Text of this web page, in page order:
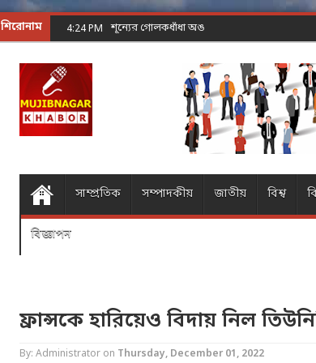
শিরোনাম 4:24 PM শূন্যের গোলকধাঁধা অঙ্ক করার ম্যাজিক
সাম্প্রতিক সম্পাদকীয় জাতীয় বিশ্ব
বিজ্ঞাপন
ফ্রান্সকে হারিয়েও বিদায় নিল
By: Administrator on Thursday, December 01, 2022